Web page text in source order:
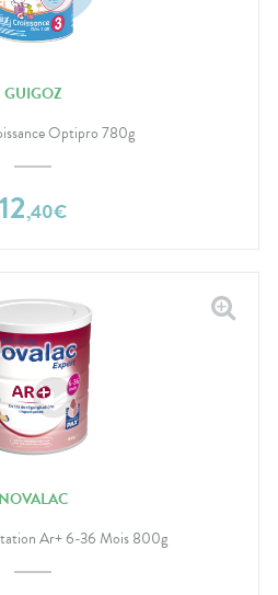
GUIGOZ
Optipro 780g
12,40€
NOVALAC
Ar+ 6-36 Mois 800g